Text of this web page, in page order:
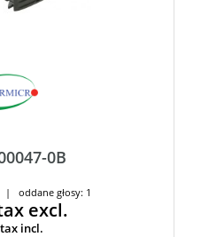
0B
| oddane głosy: 1
excl.
tax incl.